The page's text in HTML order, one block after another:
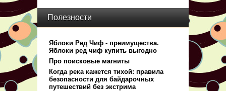
Полезности
Яблоки Ред Чиф - преимущества.
Яблоки ред чиф купить выгодно
Про поисковые магниты
Когда река кажется тихой: правила
безопасности для байдарочных
путешествий без экстрима